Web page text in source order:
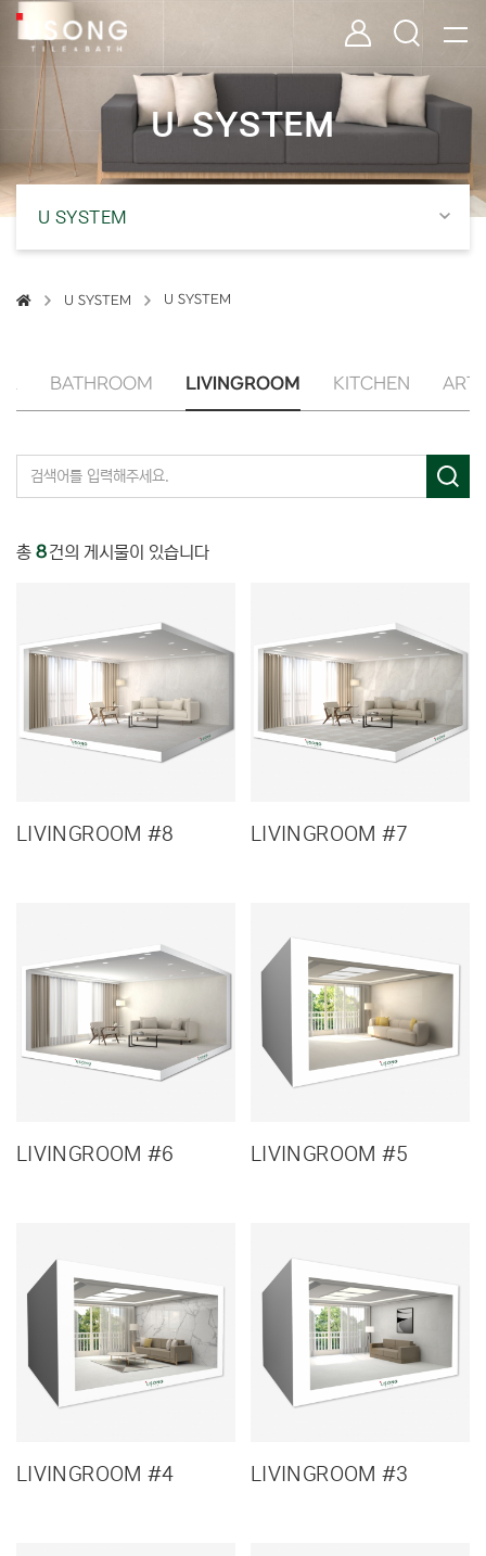
유송타일 & 바스
U SYSTEM | 유송타일&바스 욕실 인테리어 타일·자재 전문 유통
U SYSTEM
U SYSTEM
U SYSTEM U SYSTEM
BATHROOM LIVINGROOM KITCHEN ART
총 8건의 게시물이 있습니다
LIVINGROOM #8 LIVINGROOM #7
LIVINGROOM #6 LIVINGROOM #5
LIVINGROOM #4 LIVINGROOM #3